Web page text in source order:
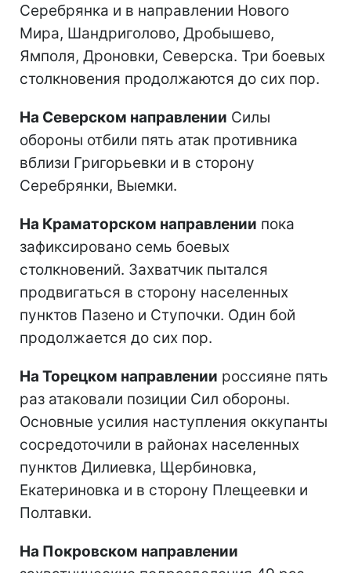
Серебрянка и в направлении Нового
Мира, Шандриголово, Дробышево,
Ямполя, Дроновки, Северска. Три боевых
столкновения продолжаются до сих пор.
На Северском направлении Силы
обороны отбили пять атак противника
вблизи Григорьевки и в сторону
Серебрянки, Выемки.
На Краматорском направлении пока
зафиксировано семь боевых
столкновений. Захватчик пытался
продвигаться в сторону населенных
пунктов Пазено и Ступочки. Один бой
продолжается до сих пор.
На Торецком направлении россияне пять
раз атаковали позиции Сил обороны.
Основные усилия наступления оккупанты
сосредоточили в районах населенных
пунктов Дилиевка, Щербиновка,
Екатериновка и в сторону Плещеевки и
Полтавки.
На Покровском направлении